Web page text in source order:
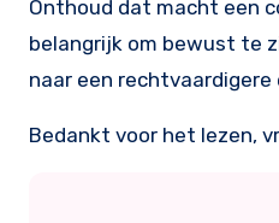
Onthoud dat macht een
belangrijk om bewust te
naar een
Bedankt voor het lezen,